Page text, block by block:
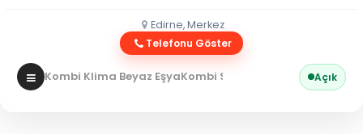
Edirne, Merkez
Telefonu Göster
Kombi Klima Beyaz EşyaKombi Servisi Açık